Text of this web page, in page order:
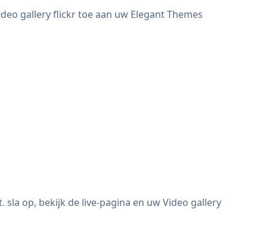
gallery flickr toe aan uw Elegant Themes
op, bekijk de live-pagina en uw Video gallery